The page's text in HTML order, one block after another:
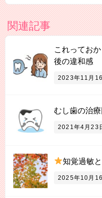
関連記事
これってお
後の違和感
2023年11月16
むし歯の治
2021年4月23
知覚過敏
2025年10月